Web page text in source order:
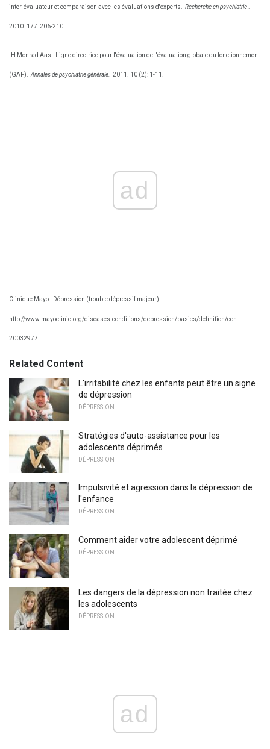
inter-évaluateur et comparaison avec les évaluations d'experts. Recherche en psychiatrie
2010. 177: 206-210.
IH Monrad Aas. Ligne directrice pour l'évaluation de l'évaluation globale du fonctionnement
(GAF). Annales de psychiatrie générale. 2011. 10 (2): 1-11.
ad
Clinique Mayo. Dépression (trouble dépressif majeur).
http://www.mayoclinic.org/diseases-conditions/depression/basics/definition/con-
20032977
Related Content
L'irritabilité chez les enfants peut être un signe
de dépression
DÉPRESSION
Stratégies d'auto-assistance pour les
adolescents déprimés
DÉPRESSION
Impulsivité et agression dans la dépression de
l'enfance
DÉPRESSION
Comment aider votre adolescent déprimé
DÉPRESSION
Les dangers de la dépression non traitée chez
les adolescents
DÉPRESSION
ad